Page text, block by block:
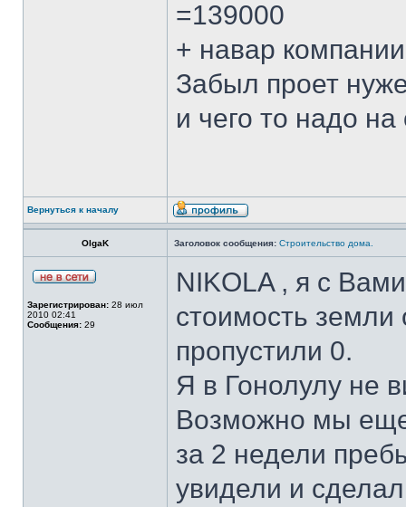
=139000
+ навар
Забыл проет
и чего то надо
Вернуться к началу
OlgaK Заголовок сообщения: Строительство дома.
Зарегистрирован: 28 июл
2010 02:41
Сообщения: 29
NIKOLA , я с
стоимость земли
пропустили 0.
Я в Гонолулу не
Возможно мы
за 2 недели
увидели и